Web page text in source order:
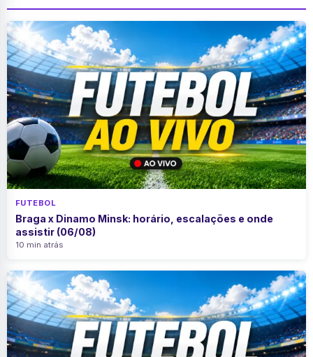
FUTEBOL
Braga x Dinamo Minsk: horário, escalações e onde
assistir (06/08)
10 min atrás